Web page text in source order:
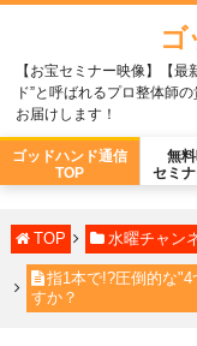
ゴ
【お宝セミナー映像】【
ド”と呼ばれるプロ整体師
お届けします！
ゴッドハンド通信
TOP
無
セミ
TOP 水曜チャン
指1本で!?圧倒的な
すか？